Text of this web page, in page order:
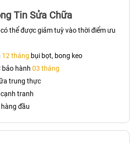
Tin Sửa Chữa
thể được giảm tuỳ vào thời điểm ưu
12 tháng bụi bọt, bong keo
bảo hành 03 tháng
trung thực
tranh
đầu